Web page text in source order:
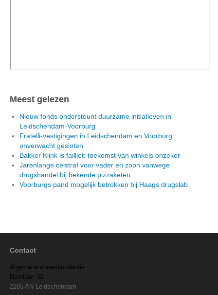
Meest gelezen
Nieuw fonds ondersteunt duurzame initiatieven in
Leidschendam-Voorburg
Fratelli-vestigingen in Leidschendam en Voorburg
onverwacht gesloten
Bakker Klink is failliet: toekomst van winkels onzeker
Jarenlange celstraf voor vader en zoon vanwege
drugshandel bij bekende pizzaketen
Voorburgs pand mogelijk betrokken bij Haags drugslab
Contact
Algemene correspondentie
Damlaan 32
2265 AN Leidschendam